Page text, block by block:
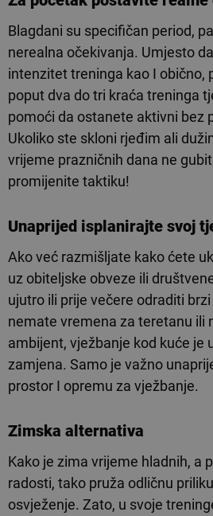
Blagdani su specifičan period,
nerealna očekivanja. Umjesto
intenzitet treninga kao I obično,
poput dva do tri kraća treninga
pomoći da ostanete aktivni bez
Ukoliko ste skloni rjeđim ali
vrijeme prazničnih dana ne
promijenite taktiku!
Unaprijed isplanirajte svoj
Ako već razmišljate kako ćete
uz obiteljske obveze ili
ujutro ili prije večere odraditi
nemate vremena za teretanu ili
ambijent, vježbanje kod kuće je
zamjena. Samo je važno
prostor I opremu za vježbanje.
Zimska alternativa
Kako je zima vrijeme hladnih, a
radosti, tako pruža odličnu
osvježenje. Zato, u svoje